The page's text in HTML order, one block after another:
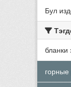
Бул
бланки